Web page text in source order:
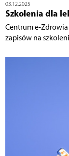
03.12.2025
Szkolenia dla
Centrum e-
zapisów na